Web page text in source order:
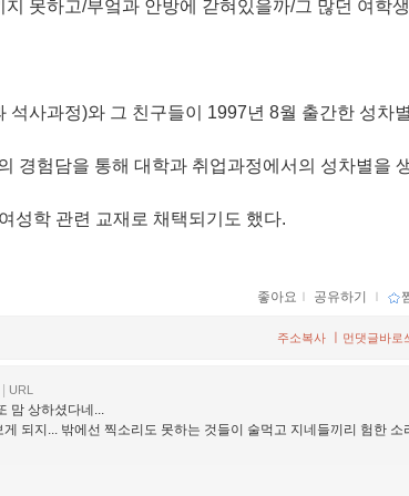
못하고/부엌과 안방에 갇혀있을까/그 많던 여학
사과정)와 그 친구들이 1997년 8월 출간한 성차
경험담을 통해 대학과 취업과정에서의 성차별을
성학 관련 교재로 채택되기도 했다.
좋아요 ｌ 공유하기 ｌ
먼댓글바로
주소복사
URL
맘 상하셨다네...
되지... 밖에선 찍소리도 못하는 것들이 술먹고 지네들끼리 험한 소